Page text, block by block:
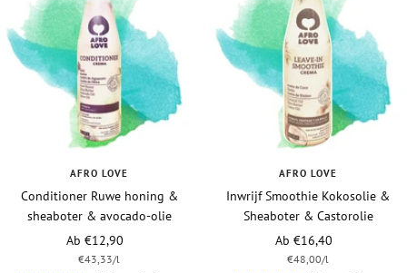
AFRO LOVE
Conditioner Ruwe honing &
sheaboter & avocado-olie
Vraagprijs
Ab €12,90
€43,33/l
AFRO LOVE
Inwrijf Smoothie Kokosolie &
Sheaboter & Castorolie
Vraagprijs
Ab €16,40
€48,00/l